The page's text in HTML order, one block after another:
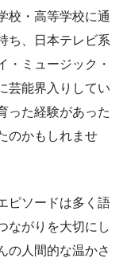
校・高等学校に通
ち、日本テレビ系
・ミュージック・
芸能界入りしてい
った経験があった
のかもしれませ
ピソードは多く語
ながりを大切にし
の人間的な温かさ